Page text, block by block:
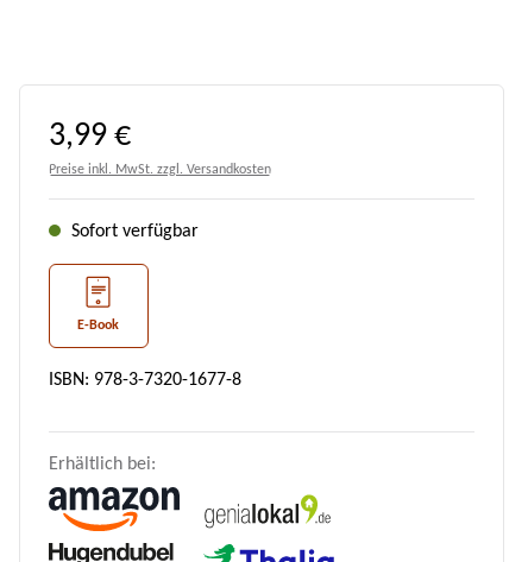
Regulärer Preis:
3,99 €
Preise inkl. MwSt. zzgl. Versandkosten
Sofort verfügbar
E-Book
ISBN: 978-3-7320-1677-8
Erhältlich bei: